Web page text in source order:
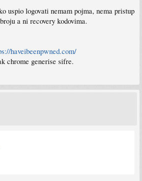
uspio logovati nemam pojma, nema pristup
a ni recovery kodovima.
haveibeenpwned.com/
chrome generise sifre.